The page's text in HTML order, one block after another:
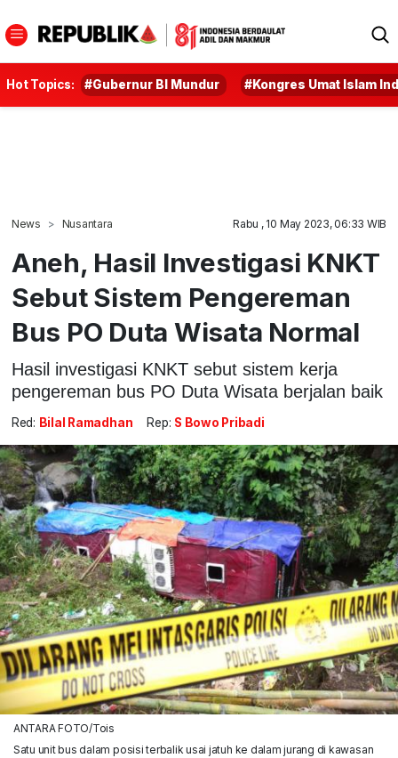
Hot Topics: #Gubernur BI Mundur #Kongres Umat Islam
News Nusantara Rabu , 10 May 2023, 06:33 WIB
Aneh, Hasil Investigasi KNKT
Sebut Sistem Pengereman
Bus PO Duta Wisata Normal
Hasil investigasi KNKT sebut sistem kerja
pengereman bus PO Duta Wisata berjalan baik
Red: Bilal Ramadhan Rep: S Bowo Pribadi
ANTARA FOTO/Tois
Satu unit bus dalam posisi terbalik usai jatuh ke dalam jurang di kawasan